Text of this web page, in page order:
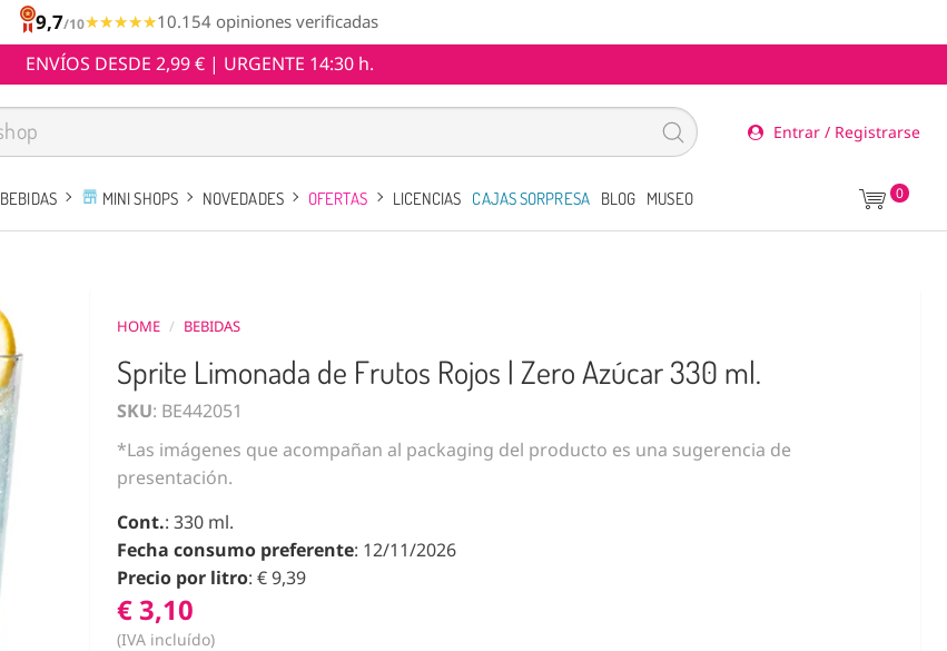
9,7/10★★★★★
★★★★★10.154 opiniones verificadas
ENVÍOS DESDE 2,99 € | URGENTE 14:30 h.
Entrar / Registrarse
BEBIDAS MINI SHOPS NOVEDADES OFERTAS LICENCIAS CAJAS SORPRESA BLOG MUSEO 0
HOME / BEBIDAS
Sprite Limonada de Frutos Rojos | Zero Azúcar 330 ml.
SKU: BE442051
*Las imágenes que acompañan al packaging del producto es una sugerencia de
presentación.
Cont.: 330 ml.
Fecha consumo preferente: 12/11/2026
Precio por litro: € 9,39
€ 3,10
(IVA incluído)